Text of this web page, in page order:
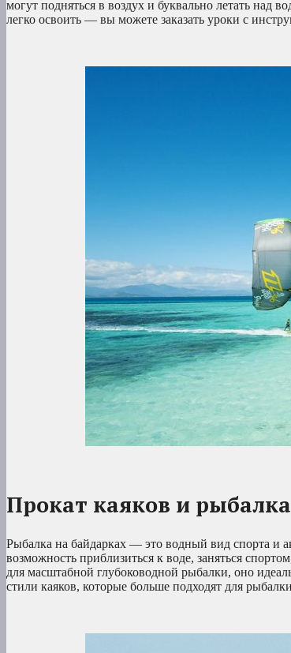
могут подняться в воздух и буквально летать над
легко освоить — вы можете заказать уроки с
Прокат каяков и
Рыбалка на байдарках — это водный вид спорта и
возможность приблизиться к воде, заняться
для масштабной глубоководной рыбалки, оно
стили каяков, которые больше подходят для